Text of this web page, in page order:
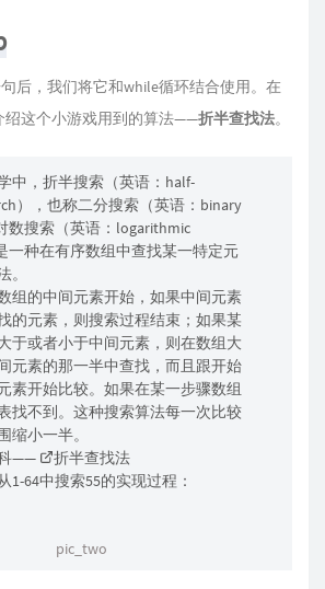
后，我们将它和while循环结合使用。在
绍这个小游戏用到的算法——折半查找法。
中，折半搜索（英语：half-
），也称二分搜索（英语：binary
数搜索（英语：logarithmic
一种在有序数组中查找某一特定元
。
组的中间元素开始，如果中间元素
的元素，则搜索过程结束；如果某
于或者小于中间元素，则在数组大
元素的那一半中查找，而且跟开始
素开始比较。如果在某一步骤数组
找不到。这种搜索算法每一次比较
缩小一半。
——
折半查找法
1-64中搜索55的实现过程：
pic_two